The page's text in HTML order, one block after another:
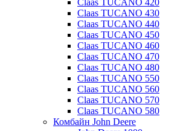
Claas TUCANO 420
Claas TUCANO 430
Claas TUCANO 440
Claas TUCANO 450
Claas TUCANO 460
Claas TUCANO 470
Claas TUCANO 480
Claas TUCANO 550
Claas TUCANO 560
Claas TUCANO 570
Claas TUCANO 580
Комбайн John Deere